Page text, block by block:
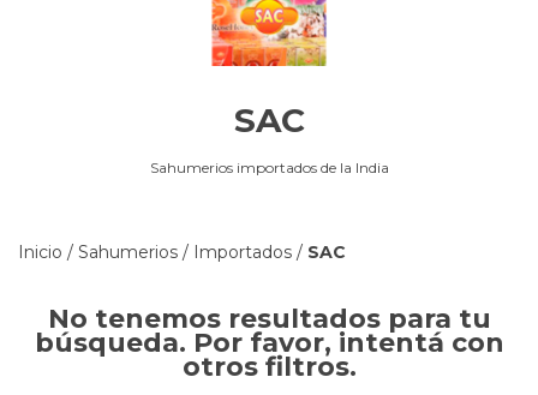
SAC
Sahumerios importados de la India
Inicio / Sahumerios / Importados / SAC
No tenemos resultados para tu
búsqueda. Por favor, intentá con
otros filtros.